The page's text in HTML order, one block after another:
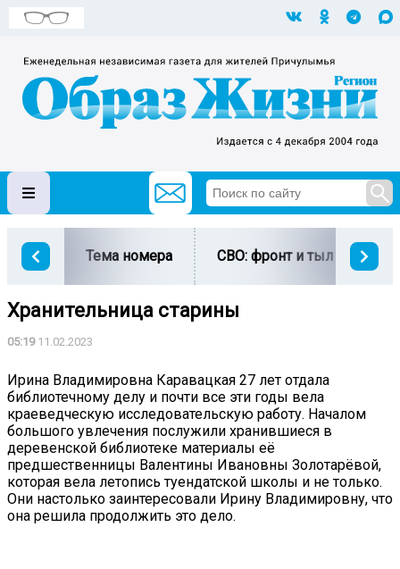
Тема номера СВО: фронт и тыл
Хранительница старины
05:1911.02.2023
Ирина Владимировна Каравацкая 27 лет отдала
библиотечному делу и почти все эти годы вела
краеведческую исследовательскую работу. Началом
большого увлечения послужили хранившиеся в
деревенской библиотеке материалы её
предшественницы Валентины Ивановны Золотарёвой,
которая вела летопись туендатской школы и не только.
Они настолько заинтересовали Ирину Владимировну, что
она решила продолжить это дело.